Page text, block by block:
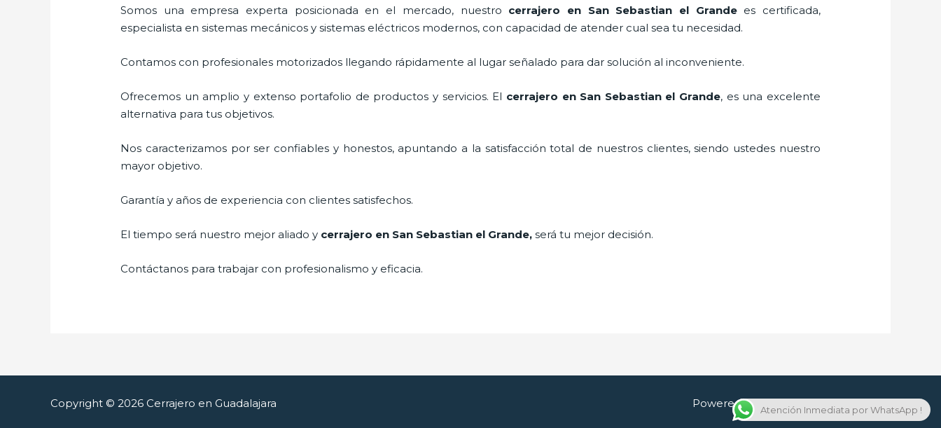
Somos una empresa experta posicionada en el mercado, nuestro cerrajero en San Sebastian el Grandees certificada,
especialista en sistemas mecánicos y sistemas eléctricos modernos, con capacidad de atender cual sea tu necesidad.
Contamos con profesionales motorizados llegando rápidamente al lugar señalado para dar solución al inconveniente.
Ofrecemos un amplio y extenso portafolio de productos y servicios. El cerrajero en San Sebastian el Grande, es una excelente
alternativa para tus objetivos.
Nos caracterizamos por ser confiables y honestos, apuntando a la satisfacción total de nuestros clientes, siendo ustedes nuestro
mayor objetivo.
Garantía y años de experiencia con clientes satisfechos.
El tiempo será nuestro mejor aliado y cerrajero en San Sebastian el Grande,será tu mejor decisión.
Contáctanos para trabajar con profesionalismo y eficacia.
Copyright © 2026 Cerrajero en Guadalajara Powered by Cerrajero en Guadalajara
Atención Inmediata por WhatsApp !